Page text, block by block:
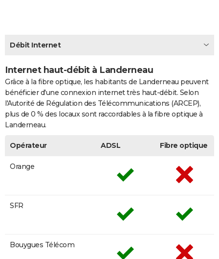
CARTE DE VOEUX
Carte de Noël
Carte Bonne année
Carte Saint-Valentin
Carte Pâques
Carte d'anniversaire
DICTIONNAIRE
PROGRAMME TV
S'inscrire
Se connecter
Lycées
Collèges
Primaires
Universités
Entreprises
Service militaire
Avis de recherche
AVIS DE DÉCÈS
FORUM
Débit Internet
Internet haut-débit à Landerneau
Grâce à la fibre optique, les habitants de Landerneau peuvent
bénéficier d'une connexion internet très haut-débit. Selon
l'Autorité de Régulation des Télécommunications (ARCEP),
plus de 0 % des locaux sont raccordables à la fibre optique à
Landerneau.
Opérateur ADSL Fibre optique
Orange
SFR
Bouygues Télécom